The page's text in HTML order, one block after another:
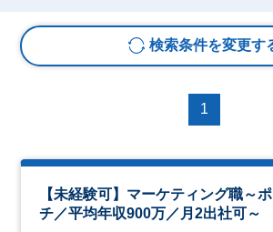
検索条件を変更す
1
【未経験可】マーケティング職～
チ／平均年収900万／月2出社可～